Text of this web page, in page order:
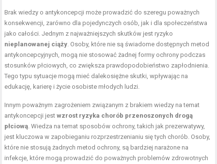
Brak wiedzy o antykoncepcji może prowadzić do szeregu poważnych
konsekwencji, zarówno dla pojedynczych osób, jak i dla społeczeństwa
jako całości. Jednym z najważniejszych skutków jest ryzyko
nieplanowanej ciąży . Osoby, które nie są świadome dostępnych metod
antykoncepcyjnych, mogą nie stosować żadnej formy ochrony podczas
stosunków płciowych, co zwiększa prawdopodobieństwo zapłodnienia.
Tego typu sytuacje mogą mieć dalekosiężne skutki, wpływając na
edukację, karierę i życie osobiste młodych ludzi.
Innym poważnym zagrożeniem związanym z brakiem wiedzy na temat
antykoncepcji jestwzrost ryzyka chorób przenoszonych drogą
płciową . Wiedza na temat sposobów ochrony, takich jak prezerwatywy,
jest kluczowa w zapobieganiu rozprzestrzenianiu się tych chorób. Osoby,
które nie stosują żadnych metod ochrony, są bardziej narażone na
infekcje, które mogą prowadzić do poważnych problemów zdrowotnych